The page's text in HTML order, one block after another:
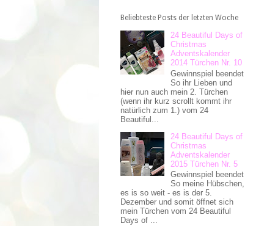
Beliebteste Posts der letzten Woche
24 Beautiful Days of
Christmas
Adventskalender
2014 Türchen Nr. 10
Gewinnspiel beendet
So ihr Lieben und
hier nun auch mein 2. Türchen
(wenn ihr kurz scrollt kommt ihr
natürlich zum 1.) vom 24
Beautiful...
24 Beautiful Days of
Christmas
Adventskalender
2015 Türchen Nr. 5
Gewinnspiel beendet
So meine Hübschen,
es is so weit - es is der 5.
Dezember und somit öffnet sich
mein Türchen vom 24 Beautiful
Days of ...